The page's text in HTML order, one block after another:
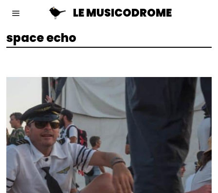
LE MUSICODROME
space echo